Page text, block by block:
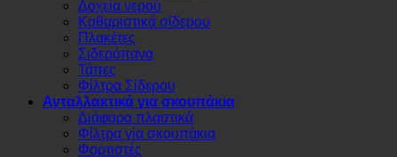
Δοχεία νερού
Καθαριστικά σίδερου
Πλακέτες
Σιδερόπανα
Τάπες
Φίλτρα Σίδερου
Ανταλλακτικά για σκουπάκια
Διάφορα πλαστικά
Φίλτρα γία σκουπάκια
Φορτιστές